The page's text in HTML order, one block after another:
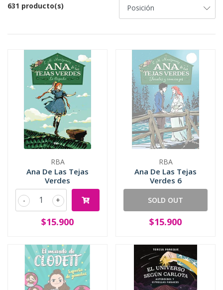
631 producto(s)
RBA
Ana De Las Tejas
Verdes
+
-
$15.900
RBA
Ana De Las Tejas
Verdes 6
SOLD OUT
$15.900